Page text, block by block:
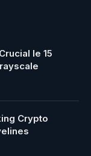
le 15
Crypto